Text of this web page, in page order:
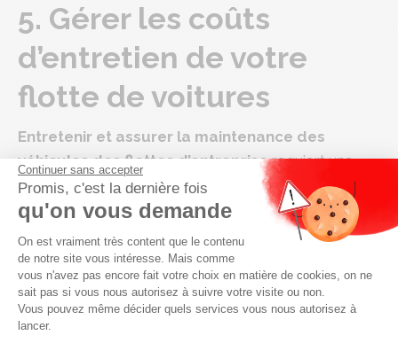
5. Gérer les coûts
d’entretien de votre
flotte de voitures
Entretenir et assurer la maintenance des
véhicules des flottes d’entrepriserequiert une
expertise certaine. Le gestionnaire de fleet doit donc
trouver des solutions lui permettant d’optimiser tout
cet aspect.
Qu’il s’agisse d’entretiens périodiques et ou d’actes de
maintenance ponctuels, il est vital de prendre grand
soin de leur planification. Desvoitures bien
Continuer sans accepter
Promis, c'est la dernière fois
qu'on vous demande
Plateforme de Gestion du
On est vraiment très content que le contenu
de notre site vous intéresse. Mais comme
vous n'avez pas encore fait votre choix en matière de cookies, on ne
sait pas si vous nous autorisez à suivre votre visite ou non.
Vous pouvez même décider quels services vous nous autorisez à
lancer.